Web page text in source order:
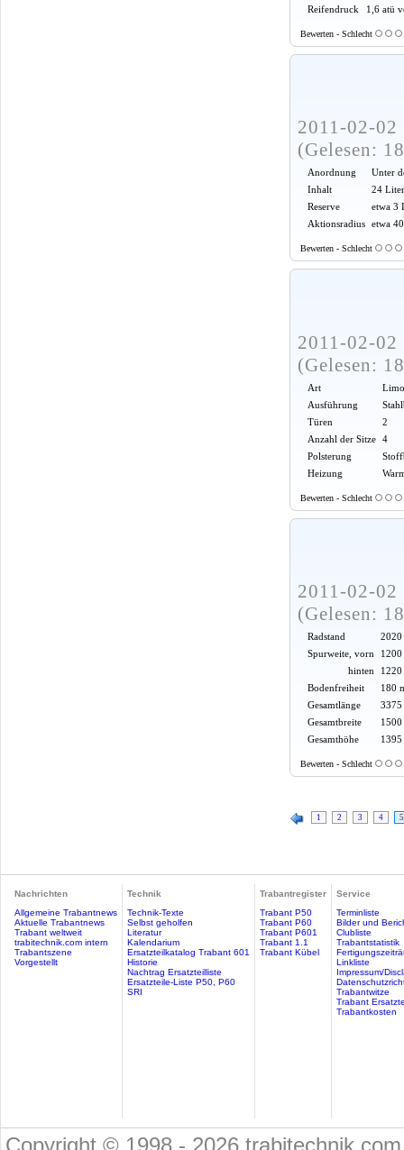
Reifendruck
1,6 atü
Bewerten - Schlecht
2011-02-
(Gelesen:
Anordnung
Unter
Inhalt
24 Liter
Reserve
etwa 3
Aktionsradius etwa
Bewerten - Schlecht
2011-02-
(Gelesen:
Art
Ausführung
Türen
2
Anzahl der Sitze 4
Polsterung
Heizung
Bewerten - Schlecht
2011-02-
(Gelesen:
Radstand
2020
Spurweite, vorn
hinten
Bodenfreiheit
180
Gesamtlänge
3375
Gesamtbreite
Gesamthöhe
Bewerten - Schlecht
1 2 3 4 5
Nachrichten
Allgemeine Trabantnews
Aktuelle Trabantnews
Trabant weltweit
trabitechnik.com intern
Trabantszene
Vorgestellt
Technik
Technik-Texte
Selbst geholfen
Literatur
Kalendarium
Ersatzteilkatalog Trabant 601
Historie
Nachtrag Ersatzteilliste
Ersatzteile-Liste P50, P60
SRI
Trabantregister
Trabant P50
Trabant P60
Trabant P601
Trabant 1.1
Trabant Kübel
Service
Terminliste
Bilder und
Clubliste
Trabantstatistik
Linkliste
Impressum/
Trabantwitze
Trabant
Trabantkosten
Copyright © 1998 - 2026